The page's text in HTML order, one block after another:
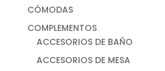
CÓMODAS
COMPLEMENTOS
ACCESORIOS DE BAÑO
ACCESORIOS DE MESA